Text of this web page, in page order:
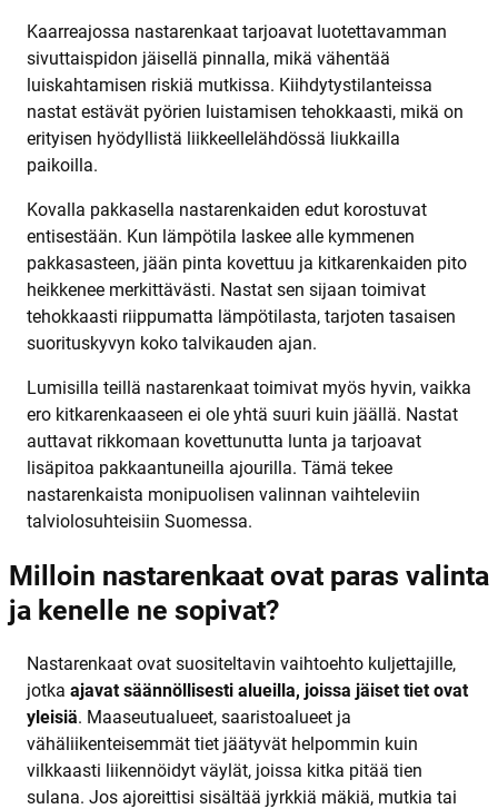
Kaarreajossa nastarenkaat tarjoavat luotettavamman
sivuttaispidon jäisellä pinnalla, mikä vähentää
luiskahtamisen riskiä mutkissa. Kiihdytystilanteissa
nastat estävät pyörien luistamisen tehokkaasti, mikä on
erityisen hyödyllistä liikkeellelähdössä liukkailla
paikoilla.
Kovalla pakkasella nastarenkaiden edut korostuvat
entisestään. Kun lämpötila laskee alle kymmenen
pakkasasteen, jään pinta kovettuu ja kitkarenkaiden pito
heikkenee merkittävästi. Nastat sen sijaan toimivat
tehokkaasti riippumatta lämpötilasta, tarjoten tasaisen
suorituskyvyn koko talvikauden ajan.
Lumisilla teillä nastarenkaat toimivat myös hyvin, vaikka
ero kitkarenkaaseen ei ole yhtä suuri kuin jäällä. Nastat
auttavat rikkomaan kovettunutta lunta ja tarjoavat
lisäpitoa pakkaantuneilla ajourilla. Tämä tekee
nastarenkaista monipuolisen valinnan vaihteleviin
talviolosuhteisiin Suomessa.
Milloin nastarenkaat ovat paras valinta
ja kenelle ne sopivat?
Nastarenkaat ovat suositeltavin vaihtoehto kuljettajille,
jotka ajavat säännöllisesti alueilla, joissa jäiset tiet ovat
yleisiä. Maaseutualueet, saaristoalueet ja
vähäliikenteisemmät tiet jäätyvät helpommin kuin
vilkkaasti liikennöidyt väylät, joissa kitka pitää tien
sulana. Jos ajoreittisi sisältää jyrkkiä mäkiä, mutkia tai